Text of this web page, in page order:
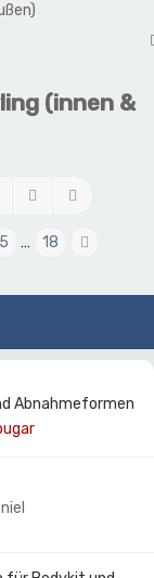
(innen &
Suche
5 … 18
Abnahmeformen